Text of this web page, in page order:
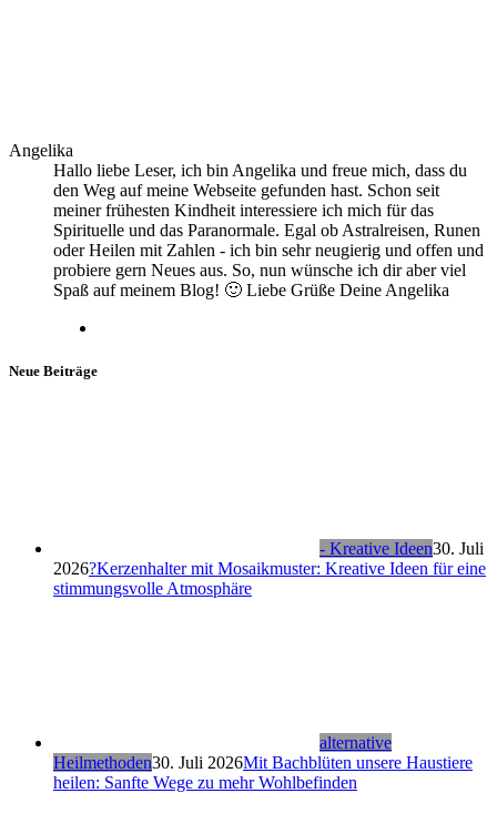
Angelika
Hallo liebe Leser, ich bin Angelika und freue mich, dass du
den Weg auf meine Webseite gefunden hast. Schon seit
meiner frühesten Kindheit interessiere ich mich für das
Spirituelle und das Paranormale. Egal ob Astralreisen, Runen
oder Heilen mit Zahlen - ich bin sehr neugierig und offen und
probiere gern Neues aus. So, nun wünsche ich dir aber viel
Spaß auf meinem Blog! 🙂 Liebe Grüße Deine Angelika
Neue Beiträge
- Kreative Ideen30. Juli
2026?Kerzenhalter mit Mosaikmuster: Kreative Ideen für eine
stimmungsvolle Atmosphäre
alternative
Heilmethoden30. Juli 2026Mit Bachblüten unsere Haustiere
heilen: Sanfte Wege zu mehr Wohlbefinden